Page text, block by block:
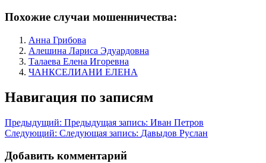
Похожие случаи мошенничества:
Анна Грибова
Алешина Лариса Эдуардовна
Талаева Елена Игоревна
ЧАНКСЕЛИАНИ ЕЛЕНА
Навигация по записям
Предыдущий: Предыдущая запись: Иван Петров
Следующий: Следующая запись: Давыдов Руслан
Добавить комментарий